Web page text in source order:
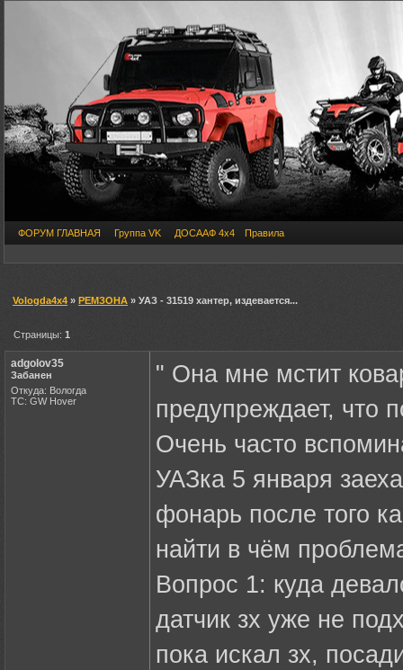
ФОРУМ ГЛАВНАЯ Группа VK ДОСААФ 4х4 Правила
Vologda4x4 » РЕМЗОНА » УАЗ - 31519 хантер, издевается...
Страницы:1
adgolov35
Забанен
Откуда: Вологда
ТС: GW Hover
" Она мне мстит
предупреждает, что
Очень часто
УАЗка 5 января
фонарь после того
найти в чём
Вопрос 1: куда
датчик зх уже не
пока искал зх,